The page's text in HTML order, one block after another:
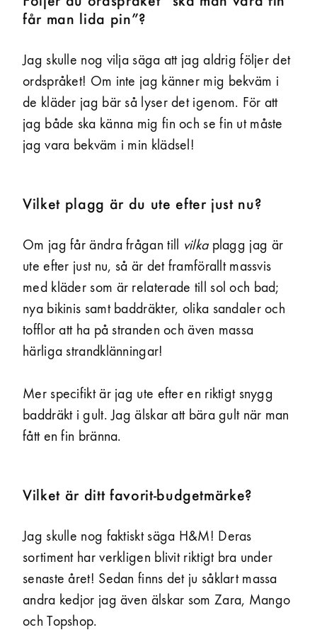
får man lida pin”?
Jag skulle nog vilja säga att jag aldrig följer det
ordspråket! Om inte jag känner mig bekväm i
de kläder jag bär så lyser det igenom. För att
jag både ska känna mig fin och se fin ut måste
jag vara bekväm i min klädsel!
Vilket plagg är du ute efter just nu?
Om jag får ändra frågan till vilkaplagg jag är
ute efter just nu, så är det framförallt massvis
med kläder som är relaterade till sol och bad;
nya bikinis samt baddräkter, olika sandaler och
tofflor att ha på stranden och även massa
härliga strandklänningar!
Mer specifikt är jag ute efter en riktigt snygg
baddräkt i gult. Jag älskar att bära gult när man
fått en fin bränna.
Vilket är ditt favorit-budget­märke?
Jag skulle nog faktiskt säga H&M! Deras
sortiment har verkligen blivit riktigt bra under
senaste året! Sedan finns det ju såklart massa
andra kedjor jag även älskar som Zara, Mango
och Topshop.